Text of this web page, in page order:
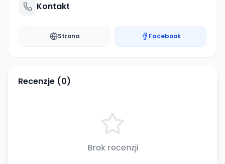
Kontakt
Strona Facebook
Recenzje (0)
Brak recenzji